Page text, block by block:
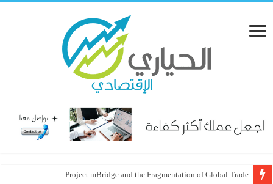
Project mBridge and the Fragmentation of Global Trade